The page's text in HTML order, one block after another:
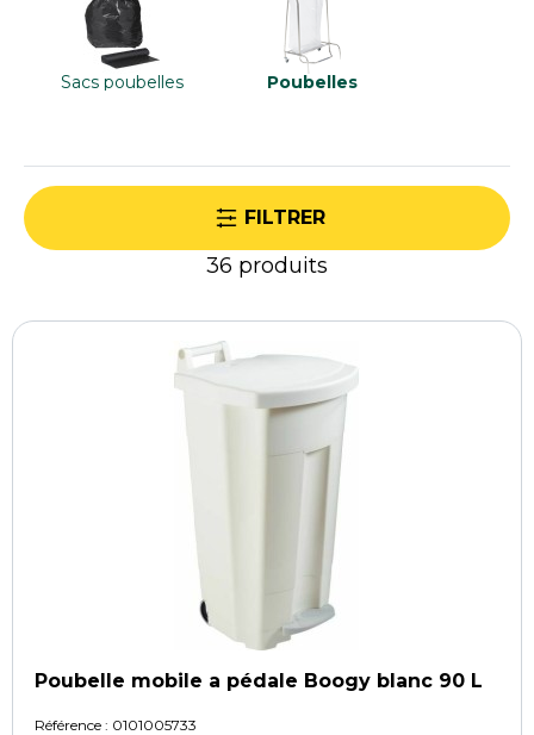
répondre aux nouvelles exigences
environnementales.
Sacs poubelles Poubelles
FILTRER
36 produits
Poubelle mobile a pédale Boogy blanc 90 L
Référence : 0101005733